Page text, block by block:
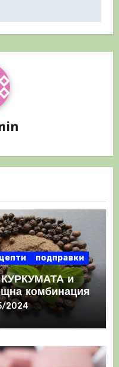
подправки
и
комбинация
2024